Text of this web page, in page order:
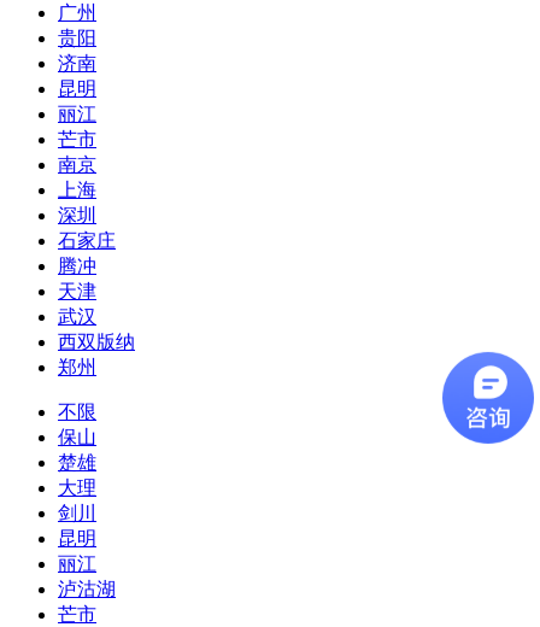
广州
贵阳
济南
昆明
丽江
芒市
南京
上海
深圳
石家庄
腾冲
天津
武汉
西双版纳
郑州
不限
保山
楚雄
大理
剑川
昆明
丽江
泸沽湖
芒市